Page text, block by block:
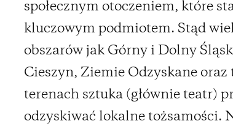
społecznym otoczeniem, które
kluczowym podmiotem. Stąd
obszarów jak Górny i Dolny
Cieszyn, Ziemie Odzyskane oraz
terenach sztuka (głównie teatr)
odzyskiwać lokalne tożsamości.